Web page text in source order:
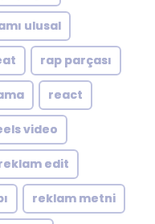
ulusal
rap parçası
react
video
edit
reklam metni